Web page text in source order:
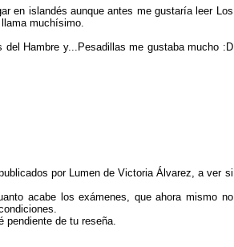
en islandés aunque antes me gustaría leer Los
muchísimo.
Hambre y...Pesadillas me gustaba mucho :D
por Lumen de Victoria Álvarez, a ver si
acabe los exámenes, que ahora mismo no
pendiente de tu reseña.